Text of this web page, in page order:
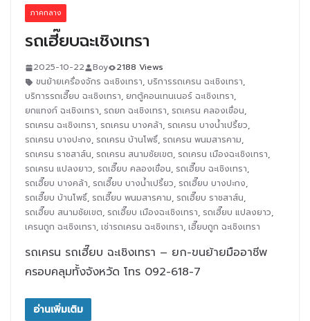
ภาคกลาง
รถเฮี๊ยบฉะเชิงเทรา
2025-10-22 Boy
2188 Views
ขนย้ายเครื่องจักร ฉะเชิงเทรา, บริการรถเครน ฉะเชิงเทรา,
บริการรถเฮี๊ยบ ฉะเชิงเทรา, ยกตู้คอนเทนเนอร์ ฉะเชิงเทรา,
ยกแทงก์ ฉะเชิงเทรา, รถยก ฉะเชิงเทรา, รถเครน คลองเขื่อน,
รถเครน ฉะเชิงเทรา, รถเครน บางคล้า, รถเครน บางน้ำเปรี้ยว,
รถเครน บางปะกง, รถเครน บ้านโพธิ์, รถเครน พนมสารคาม,
รถเครน ราชสาส์น, รถเครน สนามชัยเขต, รถเครน เมืองฉะเชิงเทรา,
รถเครน แปลงยาว, รถเฮี๊ยบ คลองเขื่อน, รถเฮี๊ยบ ฉะเชิงเทรา,
รถเฮี๊ยบ บางคล้า, รถเฮี๊ยบ บางน้ำเปรี้ยว, รถเฮี๊ยบ บางปะกง,
รถเฮี๊ยบ บ้านโพธิ์, รถเฮี๊ยบ พนมสารคาม, รถเฮี๊ยบ ราชสาส์น,
รถเฮี๊ยบ สนามชัยเขต, รถเฮี๊ยบ เมืองฉะเชิงเทรา, รถเฮี๊ยบ แปลงยาว,
เครนถูก ฉะเชิงเทรา, เช่ารถเครน ฉะเชิงเทรา, เฮี๊ยบถูก ฉะเชิงเทรา
รถเครน รถเฮี๊ยบ ฉะเชิงเทรา – ยก-ขนย้ายมืออาชีพ
ครอบคลุมทั้งจังหวัด โทร 092-618-7
อ่านเพิ่มเติม